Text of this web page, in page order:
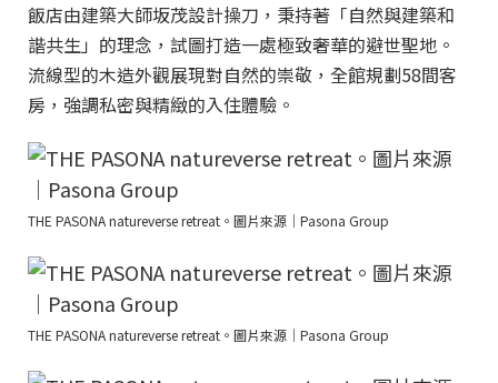
飯店由建築大師坂茂設計操刀，秉持著「自然與建築和
諧共生」的理念，試圖打造一處極致奢華的避世聖地。
流線型的木造外觀展現對自然的崇敬，全館規劃58間客
房，強調私密與精緻的入住體驗。
THE PASONA natureverse retreat。圖片來源｜Pasona Group
THE PASONA natureverse retreat。圖片來源｜Pasona Group